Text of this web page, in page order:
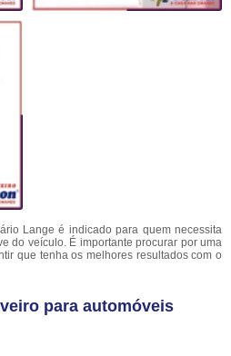
Lange é indicado para quem necessita
do veículo. É importante procurar por uma
que tenha os melhores resultados com o
para automóveis